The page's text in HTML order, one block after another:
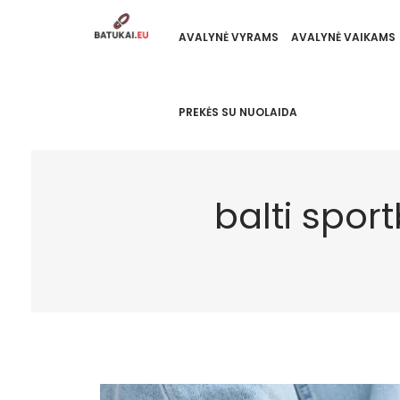
AVALYNĖ VYRAMS AVALYNĖ VAIKAMS
PREKĖS SU NUOLAIDA
balti